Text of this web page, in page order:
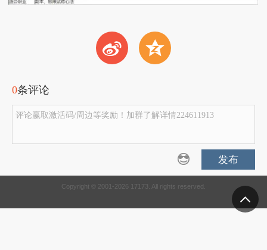
t z
0条评论
评论赢取激活码/周边等奖励！加群了解详情224611913
发布
Copyright © 2001-2026 17173. All rights reserved.